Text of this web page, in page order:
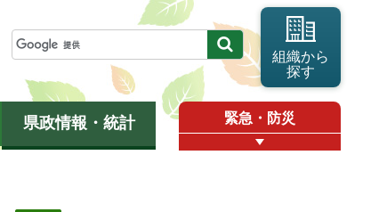
組織から
探す
県政情報・統計 緊急・防災